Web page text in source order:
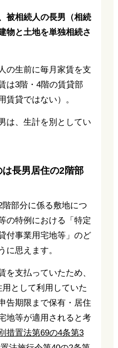
被相続人の長男（相続
物と土地を単独相続さ
の生前に毎月家賃を支
は3階・4階の賃貸部
賃貸ではない）。
は、生計を別としてい
長男居住の2階部
部分に係る敷地につ
の特例における「特定
付事業用宅地等」のど
に思えます。
を支払っていたため、
として利用していた
告期限まで保有・居住
地等が適用されると考
措置法第69の4条第3